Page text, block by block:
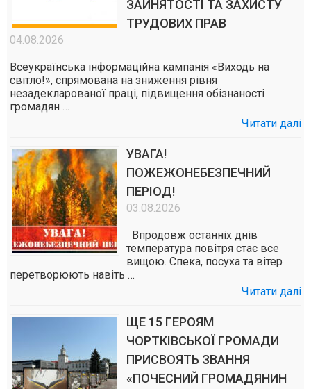
ЗАЙНЯТОСТІ ТА ЗАХИСТУ
ТРУДОВИХ ПРАВ
04.08.2026
Всеукраїнська інформаційна кампанія «Виходь на
світло!», спрямована на зниження рівня
незадекларованої праці, підвищення обізнаності
громадян …
Читати далі
УВАГА!
ПОЖЕЖОНЕБЕЗПЕЧНИЙ
ПЕРІОД!
03.08.2026
Впродовж останніх днів
температура повітря стає все
вищою. Спека, посуха та вітер
перетворюють навіть …
Читати далі
ЩЕ 15 ГЕРОЯМ
ЧОРТКІВСЬКОЇ ГРОМАДИ
ПРИСВОЯТЬ ЗВАННЯ
«ПОЧЕСНИЙ ГРОМАДЯНИН